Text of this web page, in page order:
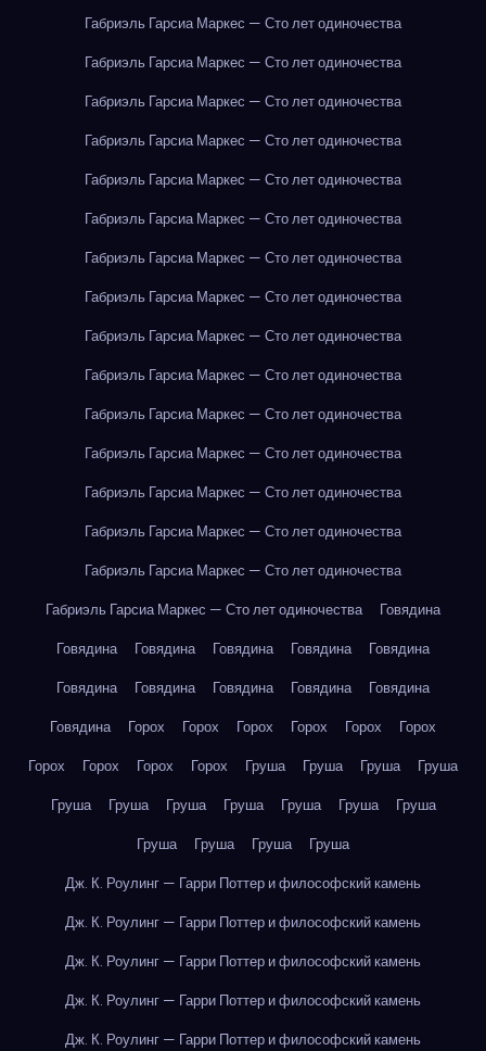
Габриэль Гарсиа Маркес — Сто лет одиночества
Габриэль Гарсиа Маркес — Сто лет одиночества
Габриэль Гарсиа Маркес — Сто лет одиночества
Габриэль Гарсиа Маркес — Сто лет одиночества
Габриэль Гарсиа Маркес — Сто лет одиночества
Габриэль Гарсиа Маркес — Сто лет одиночества
Габриэль Гарсиа Маркес — Сто лет одиночества
Габриэль Гарсиа Маркес — Сто лет одиночества
Габриэль Гарсиа Маркес — Сто лет одиночества
Габриэль Гарсиа Маркес — Сто лет одиночества
Габриэль Гарсиа Маркес — Сто лет одиночества
Габриэль Гарсиа Маркес — Сто лет одиночества
Габриэль Гарсиа Маркес — Сто лет одиночества
Габриэль Гарсиа Маркес — Сто лет одиночества
Габриэль Гарсиа Маркес — Сто лет одиночества
Габриэль Гарсиа Маркес — Сто лет одиночества
Говядина
Говядина
Говядина Говядина Говядина
Говядина
Говядина
Говядина Говядина Говядина
Говядина
Говядина
Горох Горох Горох Горох Горох
Горох
Горох
Горох Горох Горох Груша Груша Груша
Груша
Груша
Груша Груша Груша Груша Груша
Груша
Груша
Груша Груша
Груша
Дж. К. Роулинг — Гарри Поттер и философский камень
Дж. К. Роулинг — Гарри Поттер и философский камень
Дж. К. Роулинг — Гарри Поттер и философский камень
Дж. К. Роулинг — Гарри Поттер и философский камень
Дж. К. Роулинг — Гарри Поттер и философский камень